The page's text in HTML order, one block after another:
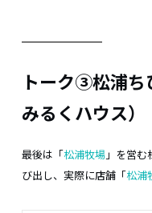
トーク③松浦ち
みるくハウス）
最後は「松浦牧場」を営む
び出し、実際に店舗「松浦